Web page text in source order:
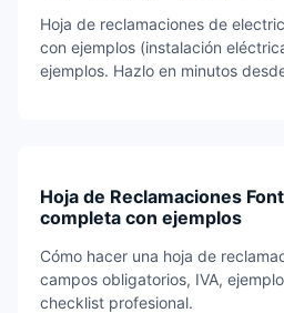
Hoja de reclamaciones de
con ejemplos (instalación
ejemplos. Hazlo en minutos
Hoja de Reclamaciones
completa con ejemplos
Cómo hacer una hoja de
campos obligatorios, IVA,
checklist profesional.